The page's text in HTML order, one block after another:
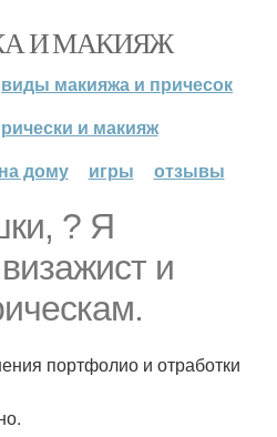
И МАКИЯЖ
виды макияжа и причесок
и макияж
дому
игры отзывы
? Я
и
портфолио и отработки